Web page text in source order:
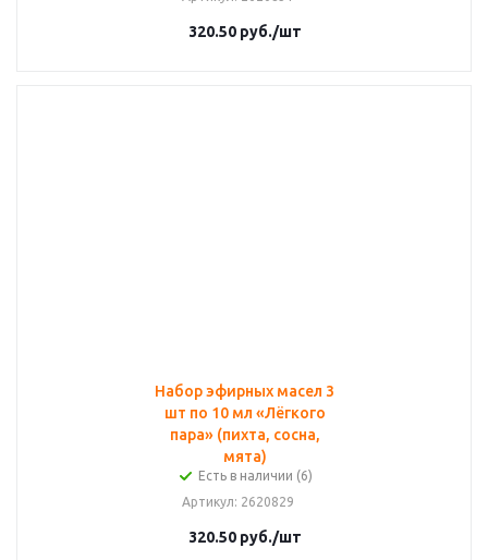
320.50руб./шт
Набор эфирных масел 3
шт по 10 мл «Лёгкого
пара» (пихта, сосна,
мята)
Есть в наличии (6)
Артикул: 2620829
320.50руб./шт